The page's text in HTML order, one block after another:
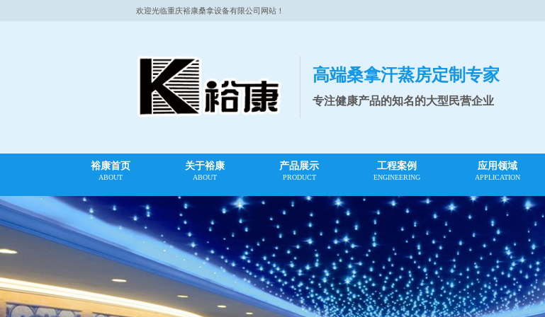
欢迎光临重庆裕康桑拿设备有限公司网站！
高端桑拿汗蒸房定制专家
专注健康产品的知名的大型民营企业
裕康首页
ABOUT
关于裕康
ABOUT
产品展示
PRODUCT
工程案例
ENGINEERING
应用领域
APPLICATION